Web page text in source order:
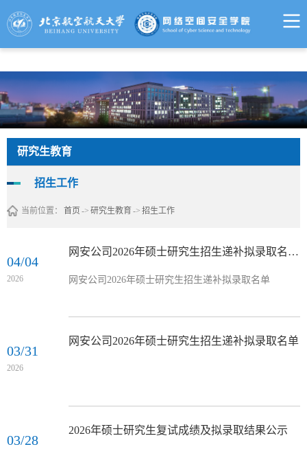
来利国际旗舰厅 - w66.利来(中国区)
研究生教育
招生工作
当前位置： 首页 -> 研究生教育 -> 招生工作
04/04
2026
网安公司2026年硕士研究生招生递补拟录取名单-2
网安公司2026年硕士研究生招生递补拟录取名单
03/31
2026
网安公司2026年硕士研究生招生递补拟录取名单
03/28
2026年硕士研究生复试成绩及拟录取结果公示